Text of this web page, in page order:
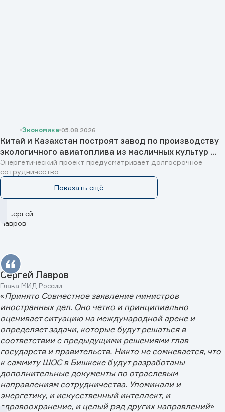
Экономика 05.08.2026
Китай и Казахстан построят завод по производству
экологичного авиатоплива из масличных культур ...
Энергетический проект предусматривает долгосрочное
сотрудничество
Показать ещё
Сергей Лавров
Глава МИД России
«Принято Совместное заявление министров
иностранных дел. Оно четко и принципиально
оценивает ситуацию на международной арене и
определяет задачи, которые будут решаться в
соответствии с предыдущими решениями глав
государств и правительств. Никто не сомневается, что
к саммиту ШОС в Бишкеке будут разработаны
дополнительные документы по отраслевым
направлениям сотрудничества. Упоминали и
энергетику, и искусственный интеллект, и
здравоохранение, и целый ряд других направлений»